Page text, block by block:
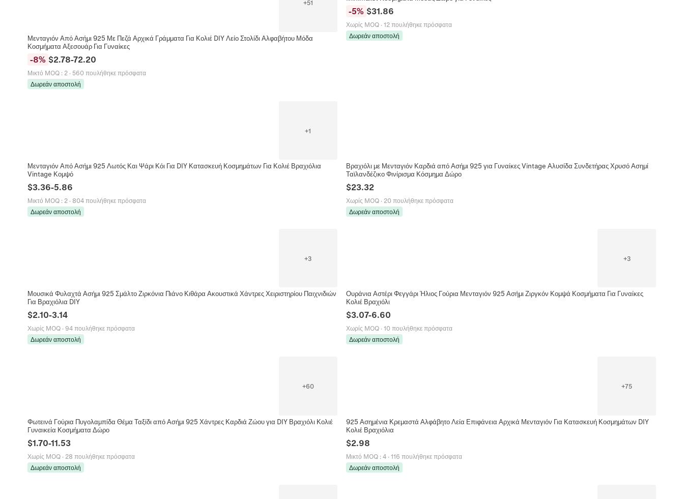
+51
Μενταγιόν Από Ασήμι 925 Με Πεζά Αρχικά Γράμματα Για Κολιέ DIY Λείο Στολίδι Αλφαβήτου Μόδα
Κοσμήματα Αξεσουάρ Για Γυναίκες
-8% $2.78-72.20
Μικτό MOQ: 2· 560 πουλήθηκε πρόσφατα
Δωρεάν αποστολή
-5% $31.86
Χωρίς MOQ · 12 πουλήθηκε πρόσφατα
Δωρεάν αποστολή
+1
Μενταγιόν Από Ασήμι 925 Λωτός Και Ψάρι Κόι Για DIY Κατασκευή Κοσμημάτων Για Κολιέ Βραχιόλια
Vintage Κομψό
$3.36-5.86
Μικτό MOQ: 2· 804 πουλήθηκε πρόσφατα
Δωρεάν αποστολή
Βραχιόλι με Μενταγιόν Καρδιά από Ασήμι 925 για Γυναίκες Vintage Αλυσίδα Συνδετήρας Χρυσό Ασημί
Ταϊλανδέζικο Φινίρισμα Κόσμημα Δώρο
$23.32
Χωρίς MOQ · 20 πουλήθηκε πρόσφατα
Δωρεάν αποστολή
+3
Μουσικά Φυλαχτά Ασήμι 925 Σμάλτο Ζιρκόνια Πιάνο Κιθάρα Ακουστικά Χάντρες Χειριστηρίου Παιχνιδιών
Για Βραχιόλια DIY
$2.10-3.14
Χωρίς MOQ· 94 πουλήθηκε πρόσφατα
Δωρεάν αποστολή
+3
Ουράνια Αστέρι Φεγγάρι Ήλιος Γούρια Μενταγιόν 925 Ασήμι Ζιργκόν Κομψά Κοσμήματα Για Γυναίκες
Κολιέ Βραχιόλι
$3.07-6.60
Χωρίς MOQ · 10 πουλήθηκε πρόσφατα
Δωρεάν αποστολή
+60
Φωτεινά Γούρια Πυγολαμπίδα Θέμα Ταξίδι από Ασήμι 925 Χάντρες Καρδιά Ζώου για DIY Βραχιόλι Κολιέ
Γυναικεία Κοσμήματα Δώρο
$1.70-11.53
Χωρίς MOQ· 28 πουλήθηκε πρόσφατα
Δωρεάν αποστολή
+75
925 Ασημένια Κρεμαστά Αλφάβητο Λεία Επιφάνεια Αρχικά Μενταγιόν Για Κατασκευή Κοσμημάτων DIY
Κολιέ Βραχιόλια
$2.98
Μικτό MOQ : 4 · 116 πουλήθηκε πρόσφατα
Δωρεάν αποστολή